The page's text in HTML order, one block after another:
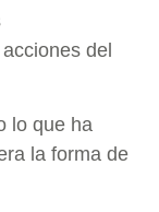
del
lo que ha
la forma de